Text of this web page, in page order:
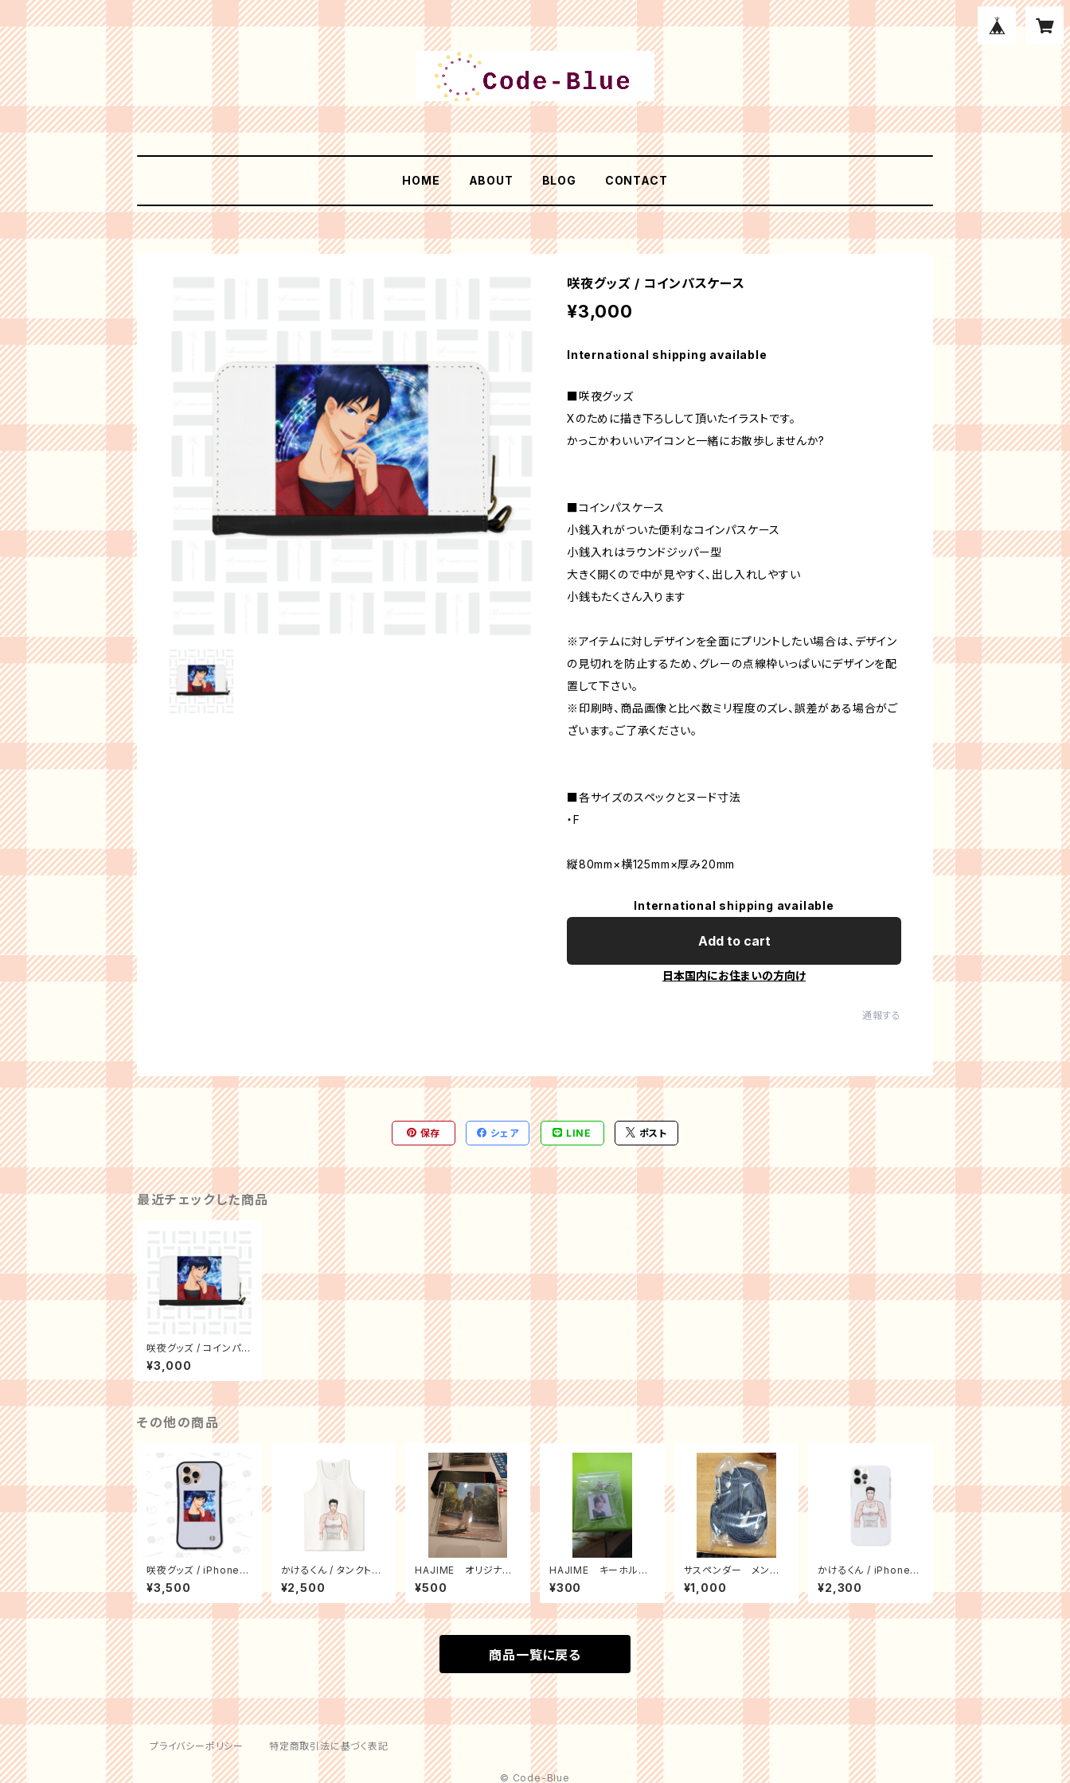
HOME ABOUT BLOG CONTACT
咲夜グッズ / コインパスケース
¥3,000
International shipping available
■咲夜グッズ
Xのために描き下ろしして頂いたイラストです。
かっこかわいいアイコンと一緒にお散歩しませんか?
■コインパスケース
小銭入れがついた便利なコインパスケース
小銭入れはラウンドジッパー型
大きく開くので中が見やすく、出し入れしやすい
小銭もたくさん入ります
※アイテムに対しデザインを全面にプリントしたい場合は、デザイン
の見切れを防止するため、グレーの点線枠いっぱいにデザインを配
置して下さい。
※印刷時、商品画像と比べ数ミリ程度のズレ、誤差がある場合がご
ざいます。ご了承ください。
■各サイズのスペックとヌード寸法
・F
縦80mm×横125mm×厚み20mm
International shipping available
Add to cart
日本国内にお住まいの方向け
通報する
保存 シェア LINE ポスト
最近チェックした商品
咲夜グッズ / コインパス
ケース
¥3,000
その他の商品
咲夜グッズ / iPhone16
ProMaxグリップケース
¥3,500
かけるくん / タンクトッ
プ (TRUSS)
¥2,500
HAJIME オリジナル
ダンス・ナンバー vol.1
¥500
HAJIME キーホルダ
ー
¥300
サスペンダー メン
ズ ネイビー
¥1,000
かけるくん / iPhoneケ
ース(iPhone 12 / 12 P
ro 専用)
¥2,300
商品一覧に戻る
プライバシーポリシー 特定商取引法に基づく表記
© Code-Blue